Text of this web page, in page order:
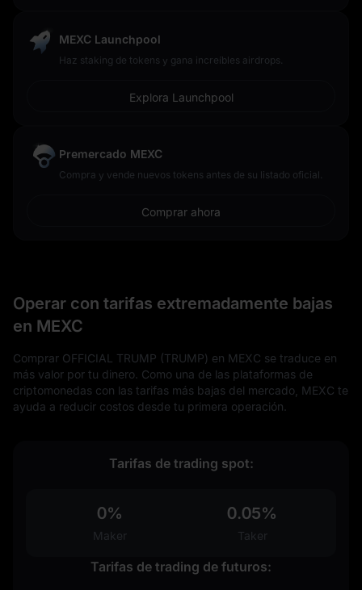
MEXC Launchpool
Haz staking de tokens y gana increíbles airdrops.
Explora Launchpool
Premercado MEXC
Compra y vende nuevos tokens antes de su listado oficial.
Comprar ahora
Operar con tarifas extremadamente bajas
en MEXC
Comprar OFFICIAL TRUMP (TRUMP) en MEXC se traduce en
más valor por tu dinero. Como una de las plataformas de
criptomonedas con las tarifas más bajas del mercado, MEXC te
ayuda a reducir costos desde tu primera operación.
Tarifas de trading spot:
0%
Maker
0.05%
Taker
Tarifas de trading de futuros: